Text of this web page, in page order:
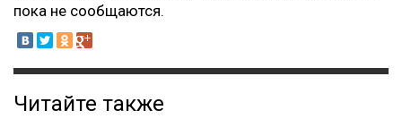
пока не сообщаются.
Читайте также